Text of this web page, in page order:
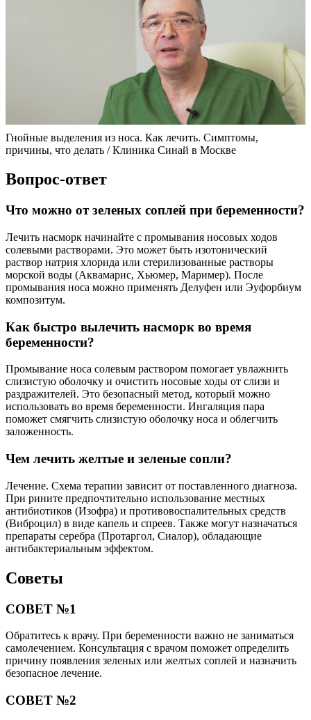
Гнойные выделения из носа. Как лечить. Симптомы,
причины, что делать / Клиника Синай в Москве
Вопрос-ответ
Что можно от зеленых соплей при беременности?
Лечить насморк начинайте с промывания носовых ходов
солевыми растворами. Это может быть изотонический
раствор натрия хлорида или стерилизованные растворы
морской воды (Аквамарис, Хьюмер, Маример). После
промывания носа можно применять Делуфен или Эуфорбиум
композитум.
Как быстро вылечить насморк во время
беременности?
Промывание носа солевым раствором помогает увлажнить
слизистую оболочку и очистить носовые ходы от слизи и
раздражителей. Это безопасный метод, который можно
использовать во время беременности. Ингаляция пара
поможет смягчить слизистую оболочку носа и облегчить
заложенность.
Чем лечить желтые и зеленые сопли?
Лечение. Схема терапии зависит от поставленного диагноза.
При рините предпочтительно использование местных
антибиотиков (Изофра) и противовоспалительных средств
(Виброцил) в виде капель и спреев. Также могут назначаться
препараты серебра (Протаргол, Сиалор), обладающие
антибактериальным эффектом.
Советы
СОВЕТ №1
Обратитесь к врачу. При беременности важно не заниматься
самолечением. Консультация с врачом поможет определить
причину появления зеленых или желтых соплей и назначить
безопасное лечение.
СОВЕТ №2